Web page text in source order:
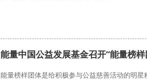
能量中国公益发展基金召开“能量榜
能量榜样团体是给积极参与公益慈善活动的明